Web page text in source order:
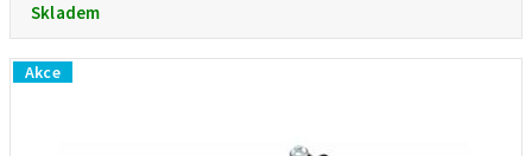
Skladem
Akce